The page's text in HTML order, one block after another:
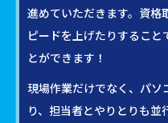
進めていただきます。資格
ピードを上げたりするこ
とができます！
現場作業だけでなく、パソ
り、担当者とやりとりも